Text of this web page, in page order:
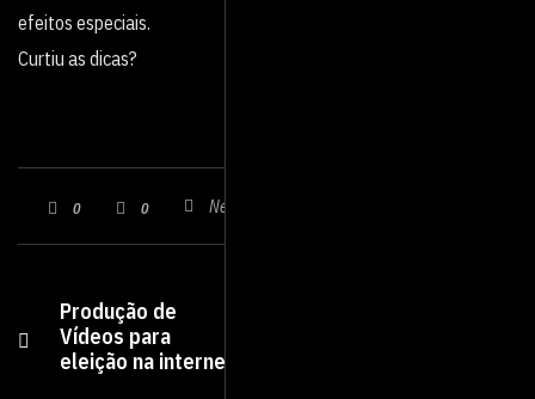
efeitos especiais.
Curtiu as dicas?
0 0 Nenhum comentário
Produção de
Vídeos para
eleição na internet